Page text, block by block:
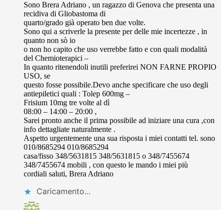
Sono Brera Adriano , un ragazzo di Genova che presenta una
recidiva di Gliobastoma di
quarto/grado già operato ben due volte.
Sono qui a scriverle la presente per delle mie incertezze , in
quanto non sò io
o non ho capito che uso verrebbe fatto e con quali modalità
del Chemioterapici –
In quanto ritenendoli inutili preferirei NON FARNE PROPIO
USO, se
questo fosse possibile.Devo anche specificare che uso degli
antiepiletici quali : Tolep 600mg –
Frisium 10mg tre volte al dì
08:00 – 14:00 – 20:00 ,
Sarei pronto anche il prima possibile ad iniziare una cura ,con
info dettagliate naturalmente .
Aspetto urgentemente una sua risposta i miei contatti tel. sono
010/8685294 010/8685294
casa/fisso 348/5631815 348/5631815 o 348/7455674
348/7455674 mobili , con questo le mando i miei più
cordiali saluti, Brera Adriano
Caricamento...